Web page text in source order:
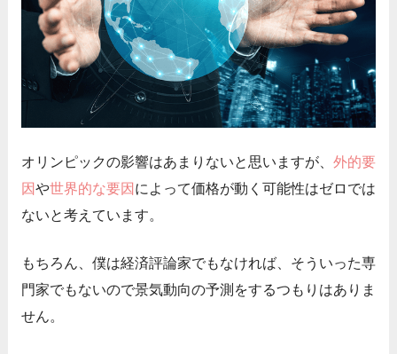
オリンピックの影響はあまりないと思いますが、 外的要
因や世界的な要因 によって価格が動く可能性はゼロでは
ないと考えています。
もちろん、僕は経済評論家でもなければ、そういった専
門家でもないので景気動向の予測をするつもりはありま
せん。